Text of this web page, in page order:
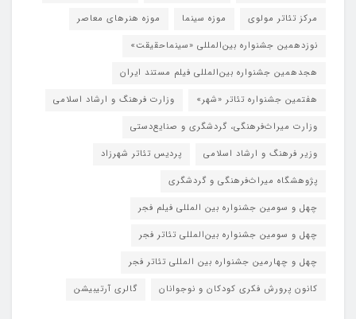
مرکز تئاتر مولوی
موزه سینما
موزه هنرهای معاصر
نوزدهمین جشنواره بین‌المللی «سینماحقیقت»
هجدهمین جشنواره بین‌المللی فیلم مستند ایران
هفتمین جشنواره تئاتر «شهر»
وزارت فرهنگ و ارشاد اسلامی
وزارت میراث‌فرهنگی، گردشگری و صنایع‌دستی
وزیر فرهنگ و ارشاد اسلامی
پردیس تئاتر شهرزاد
پژوهشگاه میراث‌فرهنگی و گردشگری
چهل و سومین جشنواره بین المللی فیلم فجر
چهل و سومین جشنواره بین‌المللی تئاتر فجر
چهل و چهارمین جشنواره بین المللی تئاتر فجر
کانون پرورش فکری کودکان و نوجوانان
گالری آرتیبیشن